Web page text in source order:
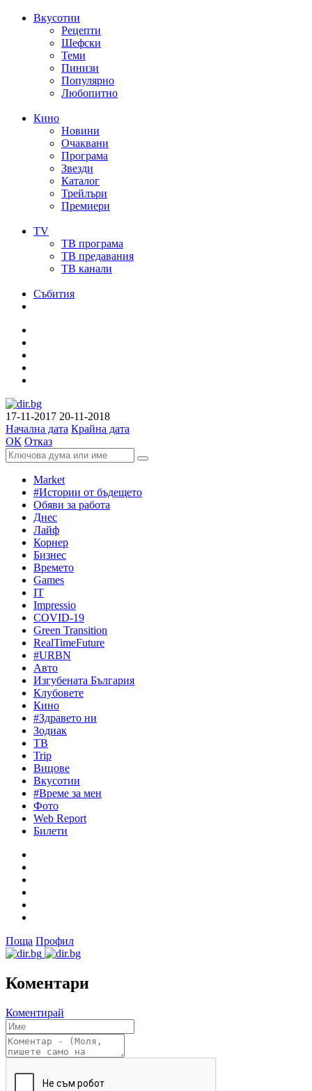
Вкусотии
Рецепти
Шефски
Теми
Пинизи
Популярно
Любопитно
Кино
Новини
Очаквани
Програма
Звезди
Каталог
Трейлъри
Премиери
TV
ТВ програма
ТВ предавания
ТВ канали
Събития
17-11-2017 20-11-2018
Начална дата Крайна дата
ОК Отказ
Market
#Истории от бъдещето
Обяви за работа
Днес
Лайф
Корнер
Бизнес
Времето
Games
IT
Impressio
COVID-19
Green Transition
RealTimeFuture
#URBN
Авто
Изгубената България
Клубовете
Кино
#Здравето ни
Зодиак
ТВ
Trip
Вицове
Вкусотии
#Време за мен
Фото
Web Report
Билети
Поща Профил
Коментари
Коментирай